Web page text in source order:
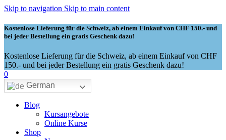
Skip to navigation Skip to main content
Kostenlose Lieferung für die Schweiz, ab einem Einkauf von CHF 150.- und
bei jeder Bestellung ein gratis Geschenk dazu!
Kostenlose Lieferung für die Schweiz, ab einem Einkauf von CHF
150.- und bei jeder Bestellung ein gratis Geschenk dazu!
0
German
Blog
Kursangebote
Online Kurse
Shop